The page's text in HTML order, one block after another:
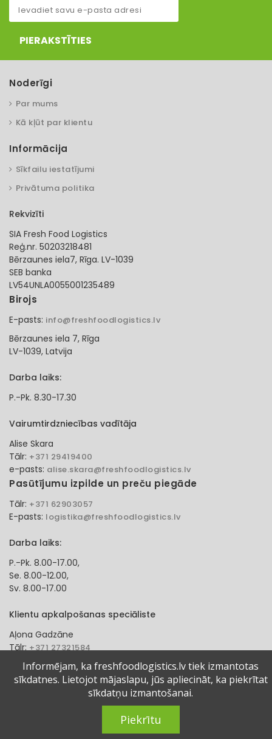
PIERAKSTĪTIES
Noderīgi
Par mums
Kā kļūt par klientu
Informācija
Sīkfailu iestatījumi
Privātuma politika
Rekvizīti
SIA Fresh Food Logistics
Reģ.nr. 50203218481
Bērzaunes iela7, Rīga. LV-1039
SEB banka
LV54UNLA0055001235489
Birojs
E-pasts: info@freshfoodlogistics.lv
Bērzaunes iela 7, Rīga
LV-1039, Latvija
Darba laiks:
P.-Pk. 8.30-17.30
Vairumtirdzniecības vadītāja
Alise Skara
Tālr: +371 29419400
e-pasts: alise.skara@freshfoodlogistics.lv
Pasūtījumu izpilde un preču piegāde
Tālr: +371 62903057
E-pasts: logistika@freshfoodlogistics.lv
Darba laiks:
P.-Pk. 8.00-17.00,
Se. 8.00-12.00,
Sv. 8.00-17.00
Klientu apkalpošanas speciāliste
Aļona Gadzāne
Tālr:+371 27321584
e-pasts: alona.gadzane@freshfoodlogistics.lv
© 2024 Fresh Food Logistics SIA. Visas tiesības aizsargātas.
Informējam, ka freshfoodlogistics.lv tiek izmantotas
sīkdatnes. Lietojot mājaslapu, jūs apliecināt, ka piekrītat
sīkdatņu izmantošanai.
Piekrītu